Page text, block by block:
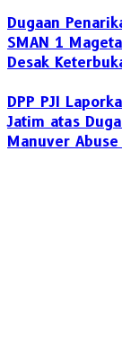
Dugaan
SMAN 1
Desak
DPP PJI
Jatim atas
Manuver